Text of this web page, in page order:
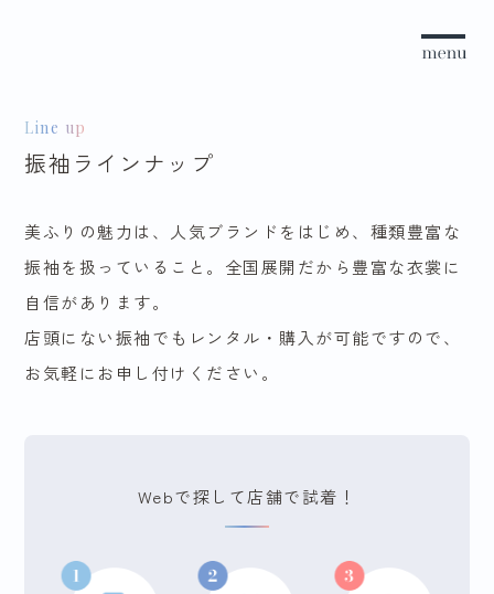
Line up
振袖ラインナップ
美ふりの魅力は、人気ブランドをはじめ、種類豊富な
振袖を扱っていること。全国展開だから豊富な衣裳に
自信があります。
店頭にない振袖でもレンタル・購入が可能ですので、
お気軽にお申し付けください。
Webで探して店舗で試着！